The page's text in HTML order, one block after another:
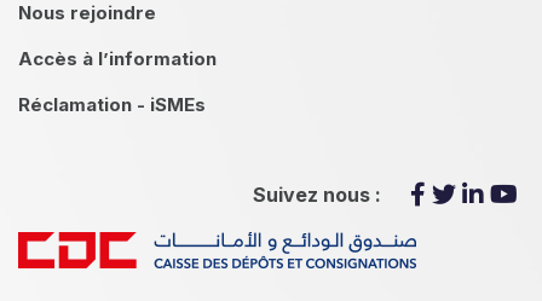
Nous rejoindre
Accès à l’information
Réclamation - iSMEs
Suivez nous :